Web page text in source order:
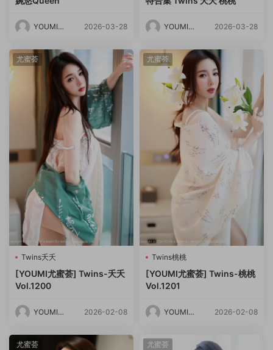
YOUMI尤
2026-03-28
YOUMI尤
2026-03-28
尤蜜荟
Twins夭夭
[YOUMI尤蜜荟] Twins-夭夭
Vol.1200
YOUMI尤
2026-02-08
尤蜜荟
Twins桃桃
[YOUMI尤蜜荟] Twins-桃桃
Vol.1201
YOUMI尤
2026-02-08
尤蜜荟 尤蜜荟